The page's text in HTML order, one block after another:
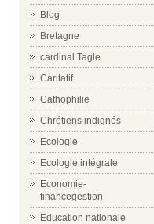
Blog
Bretagne
cardinal Tagle
Caritatif
Cathophilie
Chrétiens indignés
Ecologie
Ecologie intégrale
Economie-
financegestion
Education nationale